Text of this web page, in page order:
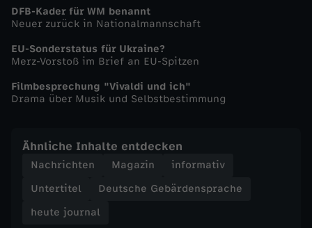
h
e
u
e
j
o
DFB-Kader für WM benannt
Neuer zurück in Nationalmannschaft
EU-Sonderstatus für Ukraine?
Merz-Vorstoß im Brief an EU-Spitzen
Filmbesprechung "Vivaldi und ich"
Drama über Musik und Selbstbestimmung
Ähnliche Inhalte entdecken
Nachrichten Magazin
informativ
Untertitel
Deutsche Gebärdensprache
heute journal